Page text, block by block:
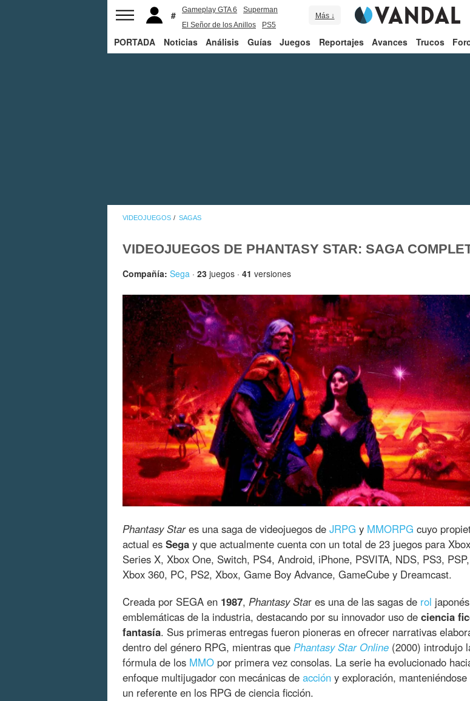
Gameplay GTA 6
Superman
El Señor de los Anillos
PS5
Más ↓
PORTADA Noticias Análisis Guías Juegos Reportajes Avances Trucos
VIDEOJUEGOS SAGAS
VIDEOJUEGOS DE PHANTASY STAR: SAGA
Compañía: Sega · 23 juegos · 41 versiones
Phantasy Stares una saga de videojuegos de JRPG y MMORPG cuyo
actual es Sega y que actualmente cuenta con un total de 23 juegos para Xbox
Series X, Xbox One, Switch, PS4, Android, iPhone, PSVITA, NDS, PS3,
Xbox 360, PC, PS2, Xbox, Game Boy Advance, GameCube y Dreamcast.
Creada por SEGA en 1987, Phantasy Star es una de las sagas de rol
emblemáticas de la industria, destacando por su innovador uso de ciencia
fantasía. Sus primeras entregas fueron pioneras en ofrecer narrativas
dentro del género RPG, mientras que Phantasy Star Online (2000) introdujo
fórmula de los MMO por primera vez consolas. La serie ha evolucionado
enfoque multijugador con mecánicas de acción y exploración,
un referente en los RPG de ciencia ficción.